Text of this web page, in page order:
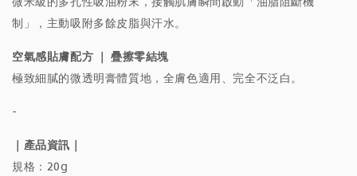
制」，主動吸附多餘皮脂與汗水。
空氣感貼膚配方 ｜ 疊擦零結塊
極致細膩的微透明膏體質地，全膚色適用、完全不泛白。
-
｜產品資訊｜
規格：20g